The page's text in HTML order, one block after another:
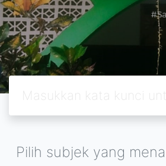
Pilih subjek yang